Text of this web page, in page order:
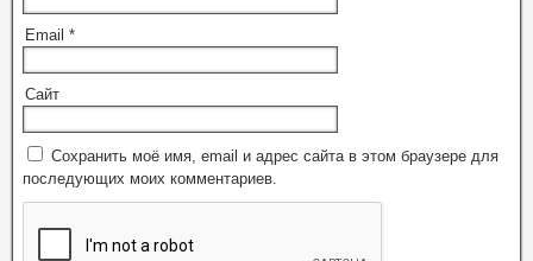
Email *
Сайт
Сохранить моё имя, email и адрес сайта в этом браузере для
последующих моих комментариев.